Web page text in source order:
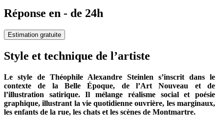
Réponse en - de 24h
Estimation gratuite
Style et technique de l’artiste
Le style de Théophile Alexandre Steinlen s’inscrit dans le
contexte de la Belle Époque, de l’Art Nouveau et de
l’illustration satirique. Il mélange réalisme social et poésie
graphique, illustrant la vie quotidienne ouvrière, les marginaux,
les enfants de la rue, les chats et les scènes de Montmartre.